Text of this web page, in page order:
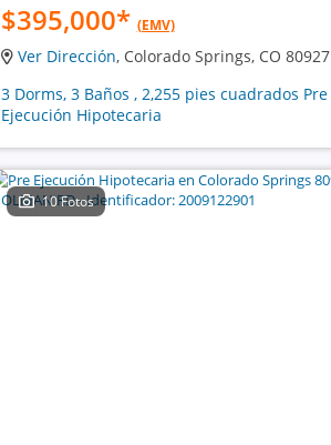
$395,000* (EMV)
Ver Dirección, Colorado Springs, CO 80927
3 Dorms, 3 Baños , 2,255 pies cuadrados Pre
Ejecución Hipotecaria
10 Fotos